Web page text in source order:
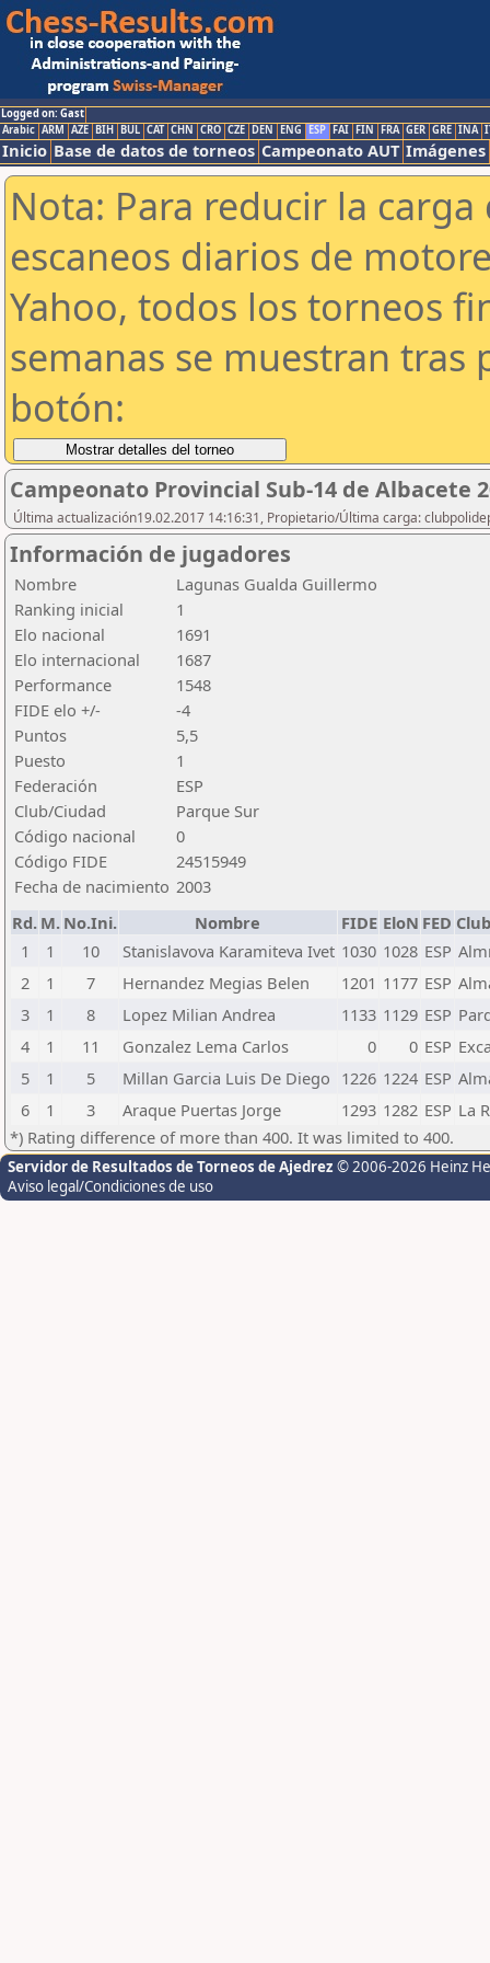
Logged on: Gast
Arabic ARM AZE BIH BUL CAT CHN CRO CZE DEN ENG ESP FAI FIN FRA GER GRE INA
Inicio Base de datos de torneos Campeonato AUT Imágenes
Nota: Para reducir la
escaneos diarios de
Yahoo, todos los torneos
semanas se muestran tras
botón:
Campeonato Provincial Sub-14 de Albacete
Última actualización19.02.2017 14:16:31, Propietario/Última carga:
Información de jugadores
Nombre
Lagunas Gualda Guillermo
Ranking inicial
1
Elo nacional
1691
Elo internacional
1687
Performance
1548
FIDE elo +/-
-4
Puntos
5,5
Puesto
1
Federación
ESP
Club/Ciudad
Parque Sur
Código nacional
0
Código FIDE
24515949
Fecha de nacimiento 2003
Rd. M. No.Ini. Nombre FIDE EloN FED
1
1 10 Stanislavova Karamiteva Ivet 1030 1028 ESP
2
1 7 Hernandez Megias Belen 1201 1177 ESP
3
1 8 Lopez Milian Andrea 1133 1129 ESP
4
1 11 Gonzalez Lema Carlos 0 0 ESP
5
1 5 Millan Garcia Luis De Diego 1226 1224 ESP
6
1 3 Araque Puertas Jorge 1293 1282 ESP La
*) Rating difference of more than 400. It was limited to 400.
Servidor de Resultados de Torneos de Ajedrez © 2006-2026 Heinz
Aviso legal/Condiciones de uso